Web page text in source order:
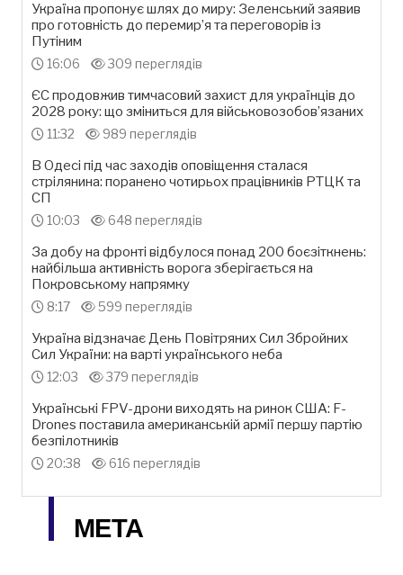
Україна пропонує шлях до миру: Зеленський заявив
про готовність до перемир’я та переговорів із
Путіним
16:06 309 переглядів
ЄС продовжив тимчасовий захист для українців до
2028 року: що зміниться для військовозобов’язаних
11:32 989 переглядів
В Одесі під час заходів оповіщення сталася
стрілянина: поранено чотирьох працівників РТЦК та
СП
10:03 648 переглядів
За добу на фронті відбулося понад 200 боєзіткнень:
найбільша активність ворога зберігається на
Покровському напрямку
8:17 599 переглядів
Україна відзначає День Повітряних Сил Збройних
Сил України: на варті українського неба
12:03 379 переглядів
Українські FPV-дрони виходять на ринок США: F-
Drones поставила американській армії першу партію
безпілотників
20:38 616 переглядів
МЕТА